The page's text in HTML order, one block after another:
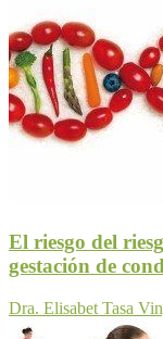
El riesgo del
gestación de
Dra. Elisabet Tasa